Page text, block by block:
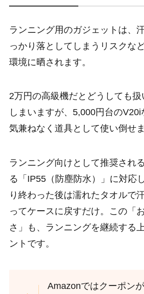
ランニング用のガジェットは、
っかり落としてしまうリスクな
環境に晒されます。
2万円の高級機だとどうしても
しまいますが、5,000円台の
気兼ねなく道具として使い倒せま
ランニング向けとして推奨され
る「IP55（防塵防水）」に対応
り終わった後は濡れたタオルで
ってケースに戻すだけ。この「
さ」も、ランニングを継続する
ントです。
Amazonではクーポン